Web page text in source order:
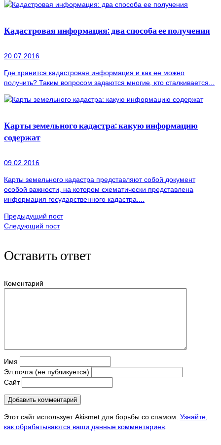
Кадастровая информация: два способа ее получения
20.07.2016
Где хранится кадастровая информация и как ее можно
получить? Таким вопросом задаются многие, кто сталкивается...
Карты земельного кадастра: какую информацию
содержат
09.02.2016
Карты земельного кадастра представляют собой документ
особой важности, на котором схематически представлена
информация государственного кадастра....
Предыдущий пост
Следующий пост
Оставить ответ
Коментарий
Имя
Эл.почта (не публикуется)
Сайт
Этот сайт использует Akismet для борьбы со спамом. Узнайте,
как обрабатываются ваши данные комментариев